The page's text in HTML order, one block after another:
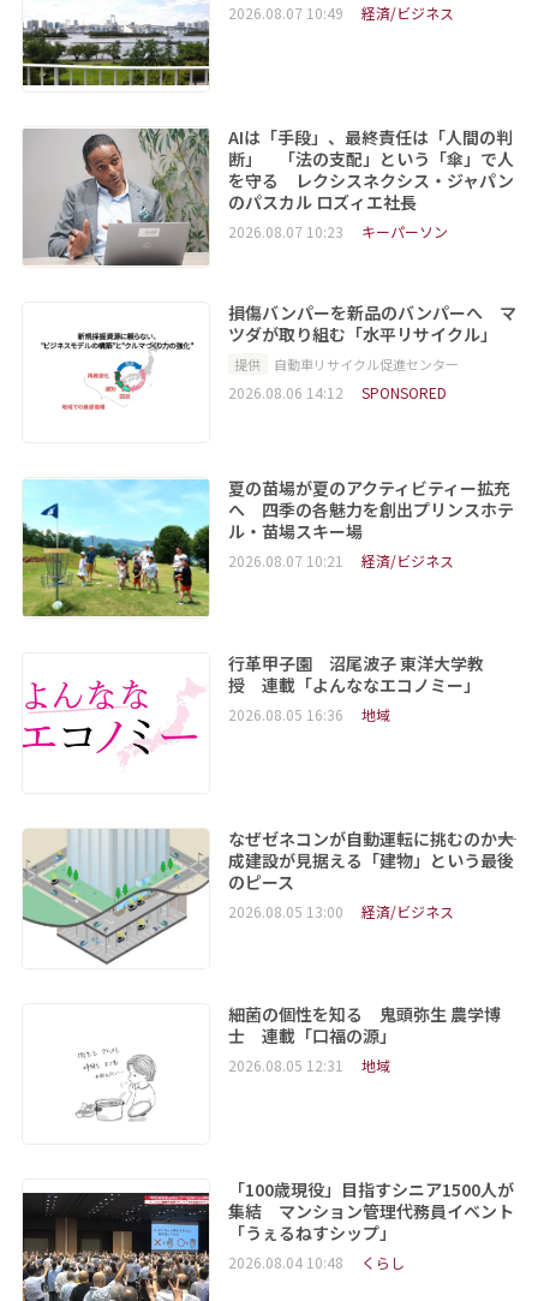
2026.08.07 10:49 経済/ビジネス
AIは「手段」、最終責任は「人間の判
断」 「法の支配」という「傘」で人
を守る レクシスネクシス・ジャパン
のパスカル ロズィエ社長
2026.08.07 10:23 キーパーソン
損傷バンパーを新品のバンパーへ マ
ツダが取り組む「水平リサイクル」
提供 自動車リサイクル促進センター
2026.08.06 14:12 SPONSORED
夏の苗場が夏のアクティビティー拡充
へ 四季の各魅力を創出プリンスホテ
ル・苗場スキー場
2026.08.07 10:21 経済/ビジネス
行革甲子園 沼尾波子 東洋大学教
授 連載「よんななエコノミー」
2026.08.05 16:36 地域
なぜゼネコンが自動運転に挑むのか――大
成建設が見据える「建物」という最後
のピース
2026.08.05 13:00 経済/ビジネス
細菌の個性を知る 鬼頭弥生 農学博
士 連載「口福の源」
2026.08.05 12:31 地域
「100歳現役」目指すシニア1500人が
集結 マンション管理代務員イベント
「うぇるねすシップ」
2026.08.04 10:48 くらし